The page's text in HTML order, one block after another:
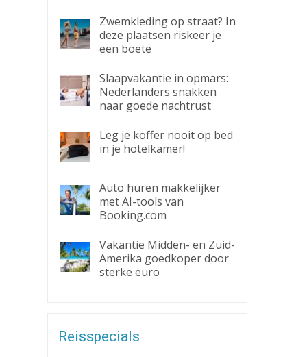
Zwemkleding op straat? In
deze plaatsen riskeer je
een boete
Slaapvakantie in opmars:
Nederlanders snakken
naar goede nachtrust
Leg je koffer nooit op bed
in je hotelkamer!
Auto huren makkelijker
met AI-tools van
Booking.com
Vakantie Midden- en Zuid-
Amerika goedkoper door
sterke euro
Reisspecials